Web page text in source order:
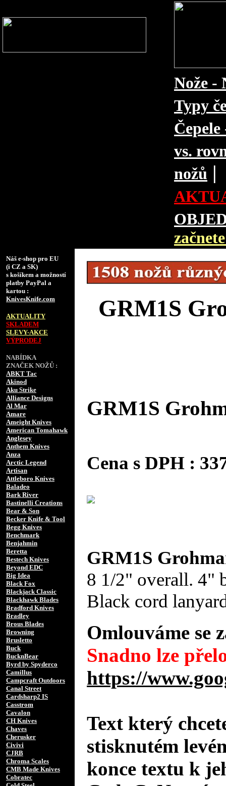
Nože -
Typy
vs.
nožů |
Náš e-shop pro EU
(i CZ a SK)
s košíkem a možností
platby PayPal a
kartou :
KnivesKnife.com
AKTUALITY
SKLADEM
SLEVY-AKCE
VÝPRODEJ
NABÍDKA
ZNAČEK NOŽŮ :
ABKT Tac
Akinod
Aku Strike
Alliance Designs
Al Mar
Amare
Ameight Knives
American Tomahawk
Anglesey
Anthem Knives
Anza
Arctic Legend
Artisan
Attleboro Knives
Baladeo
Bark River
Bastinelli Creations
Bear & Son
Becker Knife & Tool
Begg Knives
Benchmark
Benjahmin
Beretta
Bestech Knives
Beyond EDC
Big Idea
Black Fox
Blackjack Classic
Blackhawk Blades
Bradford Knives
Bradley
Brous Blades
Browning
Brusletto
Buck
BucknBear
Byrd by Spyderco
Camillus
Campcraft Outdoors
Canal Street
Cardsharp2 IS
Casstrom
Cavalon
CH Knives
Chaves
Cherusker
Civivi
CJRB
Chroma Scales
CMB Made Knives
Cobratec
GRM1S
GRM1S
Cena s DPH :
GRM1S
8 1/2" overall. 4"
Black cord
Omlouváme se
Snadno lze
https://
Text který
stisknutém
konce textu k